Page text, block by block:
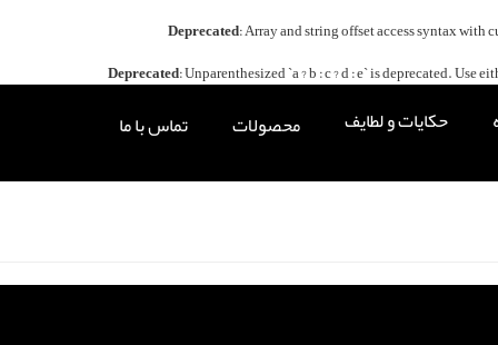
Deprecated: Array and string offset access syntax with
Deprecated: Unparenthesized `a ? b : c ? d : e` is deprecated. Use
حکایات و لطایف محصولات تماس با ما